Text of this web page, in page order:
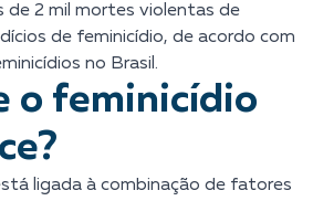
de 2 mil mortes violentas de
de feminicídio, de acordo com
no Brasil .
o feminicídio
ligada à combinação de fatores